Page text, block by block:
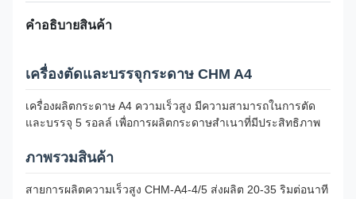
คําอธิบายสินค้า
เครื่องตัดและบรรจุกระดาษ CHM A4
เครื่องผลิตกระดาษ A4 ความเร็วสูง มีความสามารถในการตัด
และบรรจุ 5 รอลล์ เพื่อการผลิตกระดาษสําเนาที่มีประสิทธิภาพ
ภาพรวมสินค้า
สายการผลิตความเร็วสูง CHM-A4-4/5 ส่งผลิต 20-35 ริมต่อนาที